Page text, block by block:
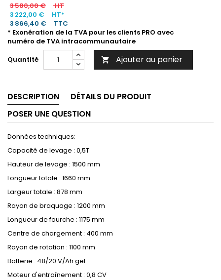
3 580,00 €
HT
3 222,00 €
HT*
3 866,40 €
TTC
* Exonération de la TVA pour les clients PRO avec
numéro de TVA intracommunautaire
Quantité
 Ajouter au panier
DESCRIPTION
DÉTAILS DU PRODUIT
POSER UNE QUESTION
Données techniques:
Capacité de levage : 0,5T
Hauteur de levage : 1500 mm
Longueur totale : 1660 mm
Largeur totale : 878 mm
Rayon de braquage : 1200 mm
Longueur de fourche : 1175 mm
Centre de chargement : 400 mm
Rayon de rotation : 1100 mm
Batterie : 48/20 V/Ah gel
Moteur d'entraînement : 0,8 CV